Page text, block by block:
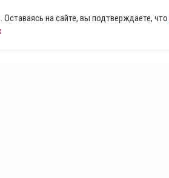
на сайте, вы подтверждаете, что